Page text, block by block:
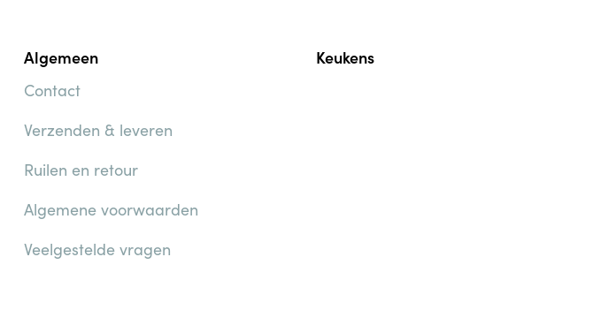
Algemeen
Contact
Verzenden & leveren
Ruilen en retour
Algemene voorwaarden
Veelgestelde vragen
Keukens